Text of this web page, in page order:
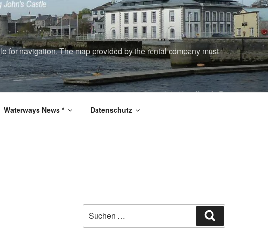
for navigation. The map provided by the rental company must
Waterways News * Datenschutz
nach: